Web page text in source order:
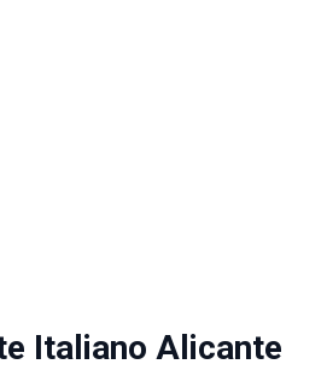
Italiano Alicante